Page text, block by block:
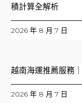
積計算全解析
2026 年 8 月 7 日
越南海運推薦服務
2026 年 8 月 7 日